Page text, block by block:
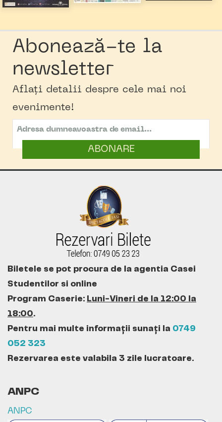
Abonează-te la
newsletter
Aflați detalii despre cele mai noi
evenimente!
ABONARE
Biletele se pot procura de la agentia Casei
Studentilor si online
Program Caserie: Luni-Vineri de la 12:00 la
18:00.
Pentru mai multe informații sunați la 0749
052 323
Rezervarea este valabila 3 zile lucratoare.
ANPC
ANPC